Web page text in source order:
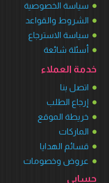
سياسة الخصوصية
الشروط والقواعد
سياسة الاسترجاع
أسئلة شائعة
خدمة العملاء
اتصل بنا
إرجاع الطلب
خريطة الموقع
الماركات
قسائم الهدايا
عروض وخصومات
حسابي